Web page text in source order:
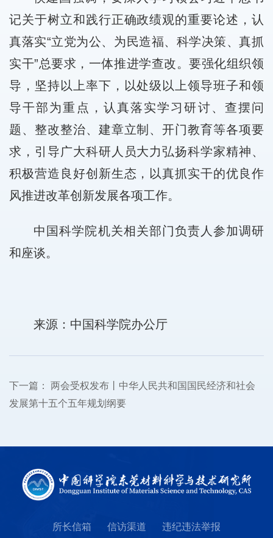
记关于树立和践行正确政绩观的重要论述，认
真落实“立党为公、为民造福、科学决策、真抓
实干”总要求，一体推进学查改。要强化组织领
导，坚持以上率下，以处级以上领导班子和领
导干部为重点，认真落实学习研讨、查摆问
题、整改整治、建章立制、开门教育等各项要
求，引导广大科研人员大力弘扬科学家精神、
积极营造良好创新生态，以真抓实干的优良作
风推进改革创新发展各项工作。
中国科学院机关相关部门负责人参加调研
和座谈。
来源：中国科学院办公厅
下一篇：
两会受权发布丨中华人民共和国国民经济和社会
发展第十五个五年规划纲要
所长信箱 信访渠道 违纪违法举报